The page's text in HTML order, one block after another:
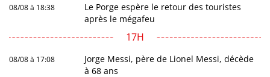
08/08 à 18:38
Le Porge espère le retour des touristes
après le mégafeu
17H
08/08 à 17:08
Jorge Messi, père de Lionel Messi, décède
à 68 ans